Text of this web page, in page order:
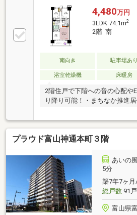
4,480万円
3LDK 74.1m2
2階 南
南向き 駐車場あり
浴室乾燥機
床暖房
2階住戸で下階への音の心配や
り降り可能！・まちなか推進
500円・引渡/令和8年9月末以
18000円/月（空き都度要確認
ターネット使用料979円/月・共
月・駐輪場100円～500円/月・
年10月末日
プラウド富山神通本町３階
あいの
5分
築7年7ヶ
総戸数91戸
富山県